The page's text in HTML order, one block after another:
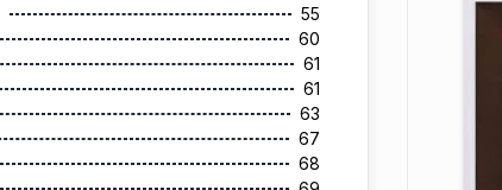
55
60
61
61
63
67
68